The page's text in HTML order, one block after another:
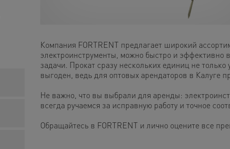
Компания FORTRENT предлагает широкий
электроинструменты, можно быстро и
задачи. Прокат сразу нескольких единиц не
выгоден, ведь для оптовых арендаторов в Калуге
Не важно, что вы выбрали для аренды:
всегда ручаемся за исправную работу и точное
Обращайтесь в FORTRENT и лично оцените все